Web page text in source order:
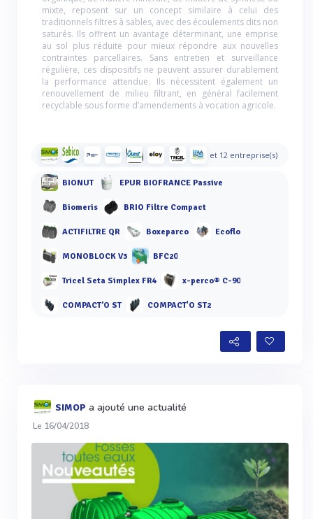
mixte, reposent sur un concept similaire à celui des
traditionnels filtres à sables, avec des écoulements dits non
saturés. Ils offrent un avantage déterminant, une emprise
au sol plus réduite pour mieux répondre aux nouvelles
contraintes parcellaires. Sans entretien et surveillance
régulière, ces dispositifs ne peuvent assurer durablement
la performance attendue. Ils nécessitent également un
renouvellement de milieu filtrant, en général facilement
recyclable sous forme d’amendements à vocation agricole.
et 12 entreprise(s)
BIONUT EPUR BIOFRANCE Passive
Biomeris BRIO Filtre Compact
ACTIFILTRE QR Boxeparco Ecoflo
MONOBLOCK V3 BFC20
Tricel Seta Simplex FR4 x-perco® C-90
COMPACT’O ST COMPACT'O ST2
SIMOP a ajouté une actualité
Le 16/04/2018